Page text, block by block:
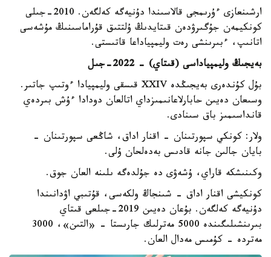
ارشىنعازى ءۇرىمجى قالاسىندا دۇنيەگە كەلگەن. 2010-جىلى
كونكيمەن جۇگىرۋدەن قىتايدىڭ ۇلتتىق قۇراماسىنىڭ مۇشەسى
اتانىپ، ءبىرىنشى رەت وليمپياداعا قاتىستى.
بەيجىڭ وليمپياداسى (قىتاي) - 2022-جىل
بۇل كۇندەرى بەيجىڭدە XXIV قىسقى وليمپيادا ءوتىپ جاتىر.
وسىعان دەيىن حابارلاعانىمىزداي اتالعان دودادا ءۇش بىردەي
قانداسىمىز باق سىنادى.
ولار: كونكي سپورتىنان - اقنار اداق، شاڭعى سپورتىنان -
بايان جالىن جانە قادىس بەدەلحان ۇلى.
وكىنىشكە قاراي، ۇشەۋى دە جۇلدەگە ىلىنە العان جوق.
كونكيشى اقنار اداق - شىنجاڭ ولكەسى، قۇتىبي اۋدانىندا
دۇنيەگە كەلگەن. بۇعان دەيىن 2019-جىلعى قىتاي
بىرىنشىلىگىندە 5000 مەترلىك جارىستا - «التىن»، 3000
مەتردە - كۇمىس مەدال العان.